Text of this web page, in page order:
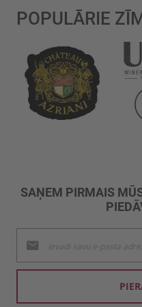
POPULĀRIE
SAŅEM PIRMAIS
jaunumu
saņemšanai: